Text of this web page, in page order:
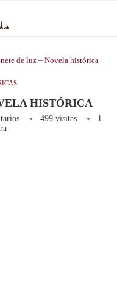
de luz – Novela histórica
HISTÓRICA
499visitas
1